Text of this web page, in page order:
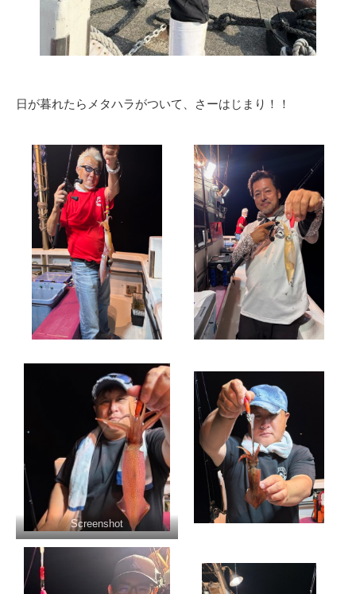
日が暮れたらメタハラがついて、さーはじまり！！
Screenshot